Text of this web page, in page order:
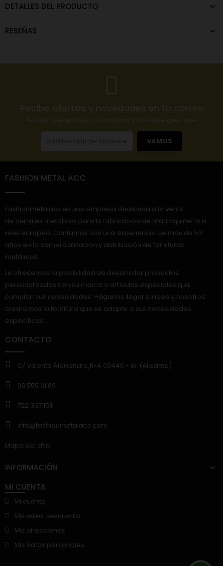
DETALLES DEL PRODUCTO
RESEÑAS
Recibe ofertas y novedades en tu correo
Reciba nuestras últimas noticias y ofertas especiales
VAMOS
FASHION METAL ACC
Fashionmetalacc es una empresa dedicada a la venta
de herrajes metálicos para la fabricación de marroquinería a
nivel europeo. Contamos con una experiencia de más de 50
años en la comercialización y distribución de fornituras
metálicas.
Le ofrecemos la posibilidad de desarrollar productos
personalizados con su marca o artículos especiales que
cumplan sus necesidades. Háganos llegar su idea y nosotros
crearemos la fornitura que se adapte a sus necesidades
específicas.
CONTACTO
C/ Vicente Aleixandre,6-A 03440.- Ibi (Alicante)
96 555 01 89
722 337 158
info@fashionmetalacc.com
Mapa del sitio
INFORMACIÓN
MI CUENTA
Mi cuenta
Mis vales descuento
Mis direcciones
Mis datos personales